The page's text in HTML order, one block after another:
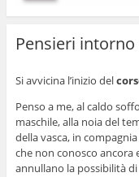
Pensieri
Si avvicina l’inizio del
Penso a me, al caldo
maschile, alla noia del
della vasca, in
che non conosco ancora
annullano la possibilità